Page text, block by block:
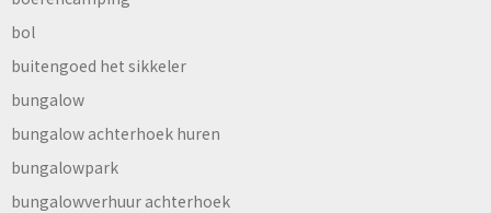
bol
buitengoed het sikkeler
bungalow
bungalow achterhoek huren
bungalowpark
bungalowverhuur achterhoek